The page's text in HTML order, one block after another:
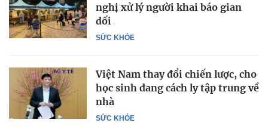
SỨC KHỎE
nghị xử lý người khai báo gian
dối
SỨC KHỎE
Việt Nam thay đổi chiến lược, cho
học sinh đang cách ly tập trung về
nhà